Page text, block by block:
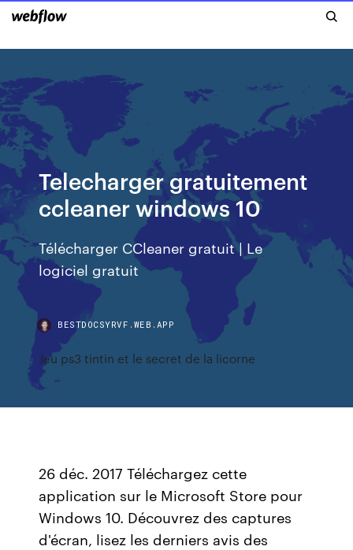
Telecharger gratuitement
ccleaner windows 10
Télécharger CCleaner gratuit | Le
logiciel gratuit
BESTDOCSYRVF.WEB.APP
Jeu ps3 tintin et le secret de la licorne
26 déc. 2017 Téléchargez cette
application sur le Microsoft Store pour
Windows 10. Découvrez des captures
d'écran, lisez les derniers avis des